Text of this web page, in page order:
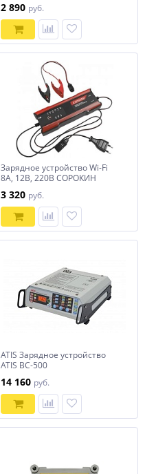
iCartool IC-CH102
2 890 руб.
Зарядное устройство Wi-Fi
8A, 12В, 220В СОРОКИН
3 320 руб.
ATIS Зарядное устройство
ATIS ВС-500
14 160 руб.